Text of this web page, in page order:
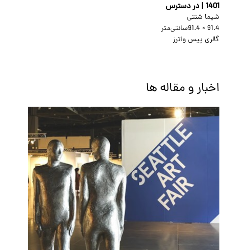
1401 | در دسترس
شیما شنتی
91.4 × 91.4
سانتی‌متر
گالری پیس واترز
اخبار و مقاله ها